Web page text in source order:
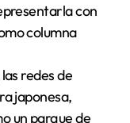
con
columna
redes de
japonesa,
un parque de